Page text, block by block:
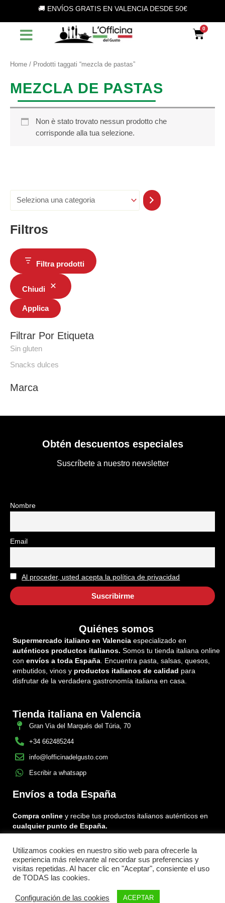
contenuto
🚚 ENVÍOS GRATIS EN VALENCIA DESDE 50€
l
o
u
a
Filtros
Filtra prodotti
Chiudi
Applica
Filtrar Por Etiqueta
Sin gluten
Snacks dulces
Marca
Home / Prodotti taggati “mezcla de pastas”
MEZCLA DE PASTAS
Non è stato trovato nessun prodotto che
corrisponde alla tua selezione.
Obtén descuentos especiales
Suscríbete a nuestro newsletter
Nombre
Email
Al proceder, usted acepta la política de privacidad
Quiénes somos
Supermercado italiano en Valencia especializado en
auténticos productos italianos. Somos tu tienda italiana online
con envíos a toda España. Encuentra pasta, salsas, quesos,
embutidos, vinos y productos italianos de calidad para
disfrutar de la verdadera gastronomía italiana en casa.
Tienda italiana en Valencia
Gran Via del Marqués del Túria, 70
+34 662485244
info@lofficinadelgusto.com
Escribir a whatsapp
Envíos a toda España
Compra online y recibe tus productos italianos auténticos en
cualquier punto de España.
Encuéntranos en:
FacebookInstagram
Tiktok
Menu
Utilizamos cookies en nuestro sitio web para ofrecerle la
experiencia más relevante al recordar sus preferencias y
visitas repetidas. Al hacer clic en "Aceptar", consiente el uso
de TODAS las cookies.
Configuración de las cookies ACEPTAR